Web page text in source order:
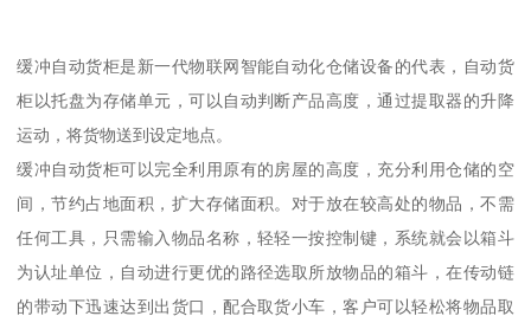
缓冲自动货柜是新一代物联网智能自动化仓储设备的代表，自动货
柜以托盘为存储单元，可以自动判断产品高度，通过提取器的升降
运动，将货物送到设定地点。
缓冲自动货柜可以完全利用原有的房屋的高度，充分利用仓储的空
间，节约占地面积，扩大存储面积。对于放在较高处的物品，不需
任何工具，只需输入物品名称，轻轻一按控制键，系统就会以箱斗
为认址单位，自动进行更优的路径选取所放物品的箱斗，在传动链
的带动下迅速达到出货口，配合取货小车，客户可以轻松将物品取